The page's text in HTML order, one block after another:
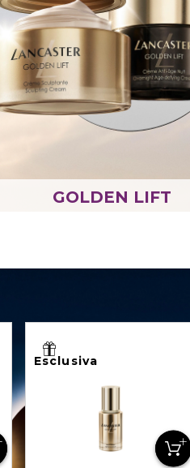
GOLDEN LIFT
Esclusiva